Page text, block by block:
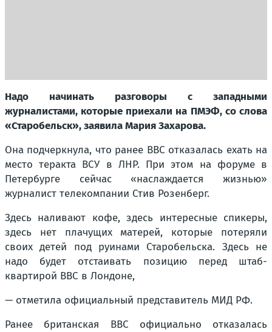
Надо начинать разговоры с западными
журналистами, которые приехали на ПМЭФ, со слова
«Старобельск», заявила Мария Захарова.
Она подчеркнула, что ранее BBC отказалась ехать на
место теракта ВСУ в ЛНР. При этом на форуме в
Петербурге сейчас «наслаждается жизнью»
журналист телекомпании Стив Розенберг.
Здесь наливают кофе, здесь интересные спикеры,
здесь нет плачущих матерей, которые потеряли
своих детей под руинами Старобельска. Здесь не
надо будет отстаивать позицию перед штаб-
квартирой BBC в Лондоне,
— отметила официальный представитель МИД РФ.
Ранее британская BBC официально отказалась